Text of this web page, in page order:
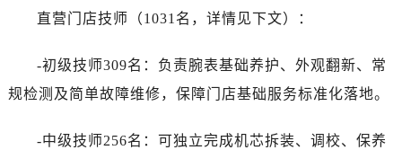
直营门店技师（1031名，详情见下文）：
-初级技师309名：负责腕表基础养护、外观翻新、常
规检测及简单故障维修，保障门店基础服务标准化落地。
-中级技师256名：可独立完成机芯拆装、调校、保养